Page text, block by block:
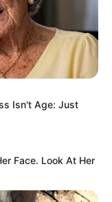
darinya.
Isn't Age: Just
Face. Look At Her